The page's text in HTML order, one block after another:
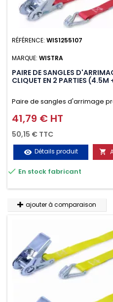
RÉFÉRENCE: WIS1255107
MARQUE: WISTRA
PAIRE DE SANGLES
CLIQUET EN 2 PARTIES
Paire de sangles d'arrimage
crochet en 2 parties (4.5M +
d'utilisation. Permet d'arrimer
chargements pendant le
résistante aux UV et aux
n'absorbe pas l'eau.
Prix
41,79 € HT
50,15 € TTC
visibility Détails produit 
 En stock fabricant
ajouter à comparaison